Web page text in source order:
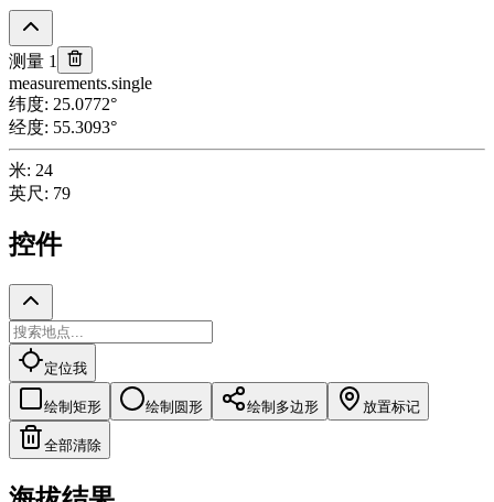
测量 1
measurements.single
纬度: 25.0772°
经度: 55.3093°
米: 24
英尺 : 79
控件
定位我
绘制矩形 绘制圆形 绘制多边形 放置标记
全部清除